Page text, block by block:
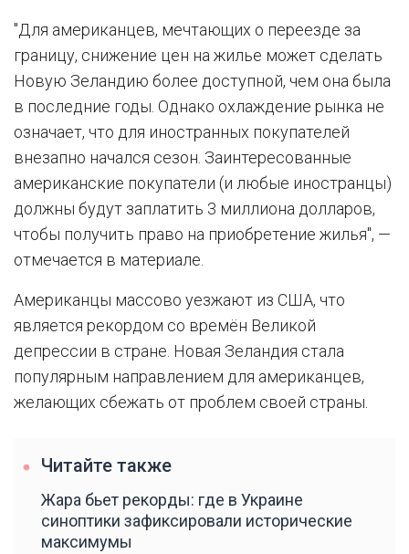
"Для американцев, мечтающих о переезде за
границу, снижение цен на жилье может сделать
Новую Зеландию более доступной, чем она была
в последние годы. Однако охлаждение рынка не
означает, что для иностранных покупателей
внезапно начался сезон. Заинтересованные
американские покупатели (и любые иностранцы)
должны будут заплатить 3 миллиона долларов,
чтобы получить право на приобретение жилья", —
отмечается в материале.
Американцы массово уезжают из США, что
является рекордом со времён Великой
депрессии в стране. Новая Зеландия стала
популярным направлением для американцев,
желающих сбежать от проблем своей страны.
Читайте также
Жара бьет рекорды: где в Украине
синоптики зафиксировали исторические
максимумы